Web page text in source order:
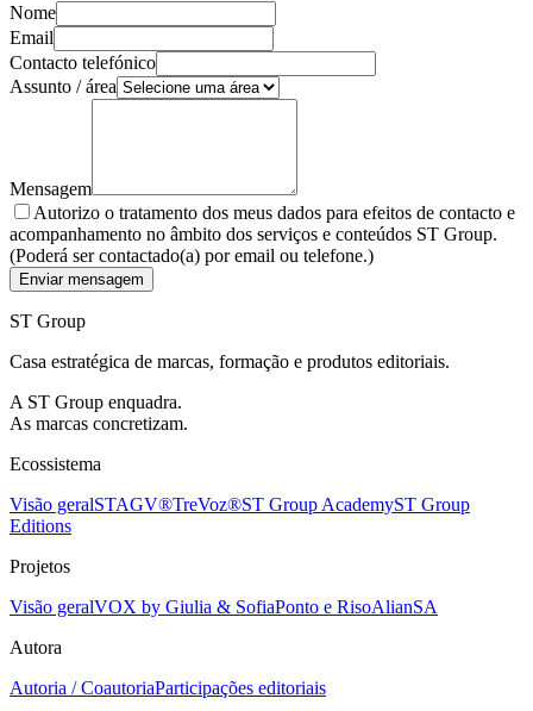
Nome
Email
Contacto telefónico
Assunto / área
Mensagem
Autorizo o tratamento dos meus dados para efeitos de contacto e
acompanhamento no âmbito dos serviços e conteúdos ST Group.
(Poderá ser contactado(a) por email ou telefone.)
Enviar mensagem
ST Group
Casa estratégica de marcas, formação e produtos editoriais.
A ST Group enquadra.
As marcas concretizam.
Ecossistema
Visão geralSTAGV®TreVoz®ST Group AcademyST Group
Editions
Projetos
Visão geralVOX by Giulia & SofiaPonto e RisoAlianSA
Autora
Autoria / CoautoriaParticipações editoriais